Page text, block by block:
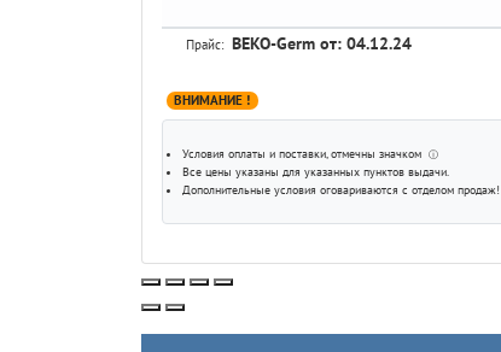
Прайс: BEKO-Germ от: 04.12.24
ВНИМАНИЕ !
Условия оплаты и поставки, отмечны значком ⓘ
Все цены указаны для указанных пунктов выдачи.
Дополнительные условия оговариваются с отделом продаж!